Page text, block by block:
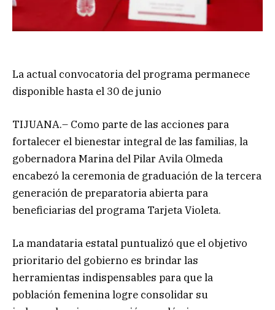
La actual convocatoria del programa permanece
disponible hasta el 30 de junio
TIJUANA.– Como parte de las acciones para
fortalecer el bienestar integral de las familias, la
gobernadora Marina del Pilar Avila Olmeda
encabezó la ceremonia de graduación de la tercera
generación de preparatoria abierta para
beneficiarias del programa Tarjeta Violeta.
La mandataria estatal puntualizó que el objetivo
prioritario del gobierno es brindar las
herramientas indispensables para que la
población femenina logre consolidar su